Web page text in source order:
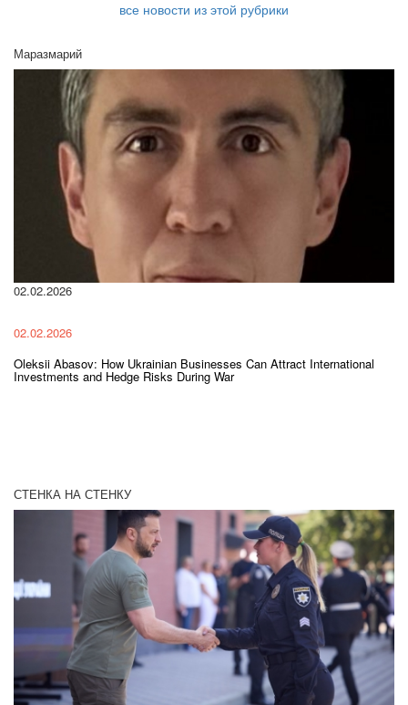
все новости из этой рубрики
Маразмарий
02.02.2026
02.02.2026
Oleksii Abasov: How Ukrainian Businesses Can Attract International
Investments and Hedge Risks During War
СТЕНКА НА СТЕНКУ